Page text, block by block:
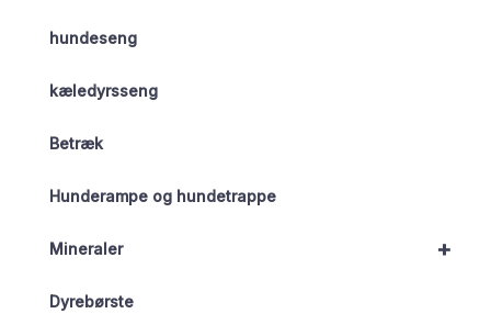
hundeseng
kæledyrsseng
Betræk
Hunderampe og hundetrappe
+
Mineraler
Dyrebørste